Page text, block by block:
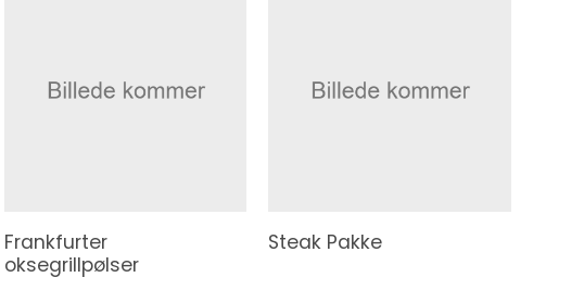
Frankfurter
oksegrillpølser
Steak Pakke